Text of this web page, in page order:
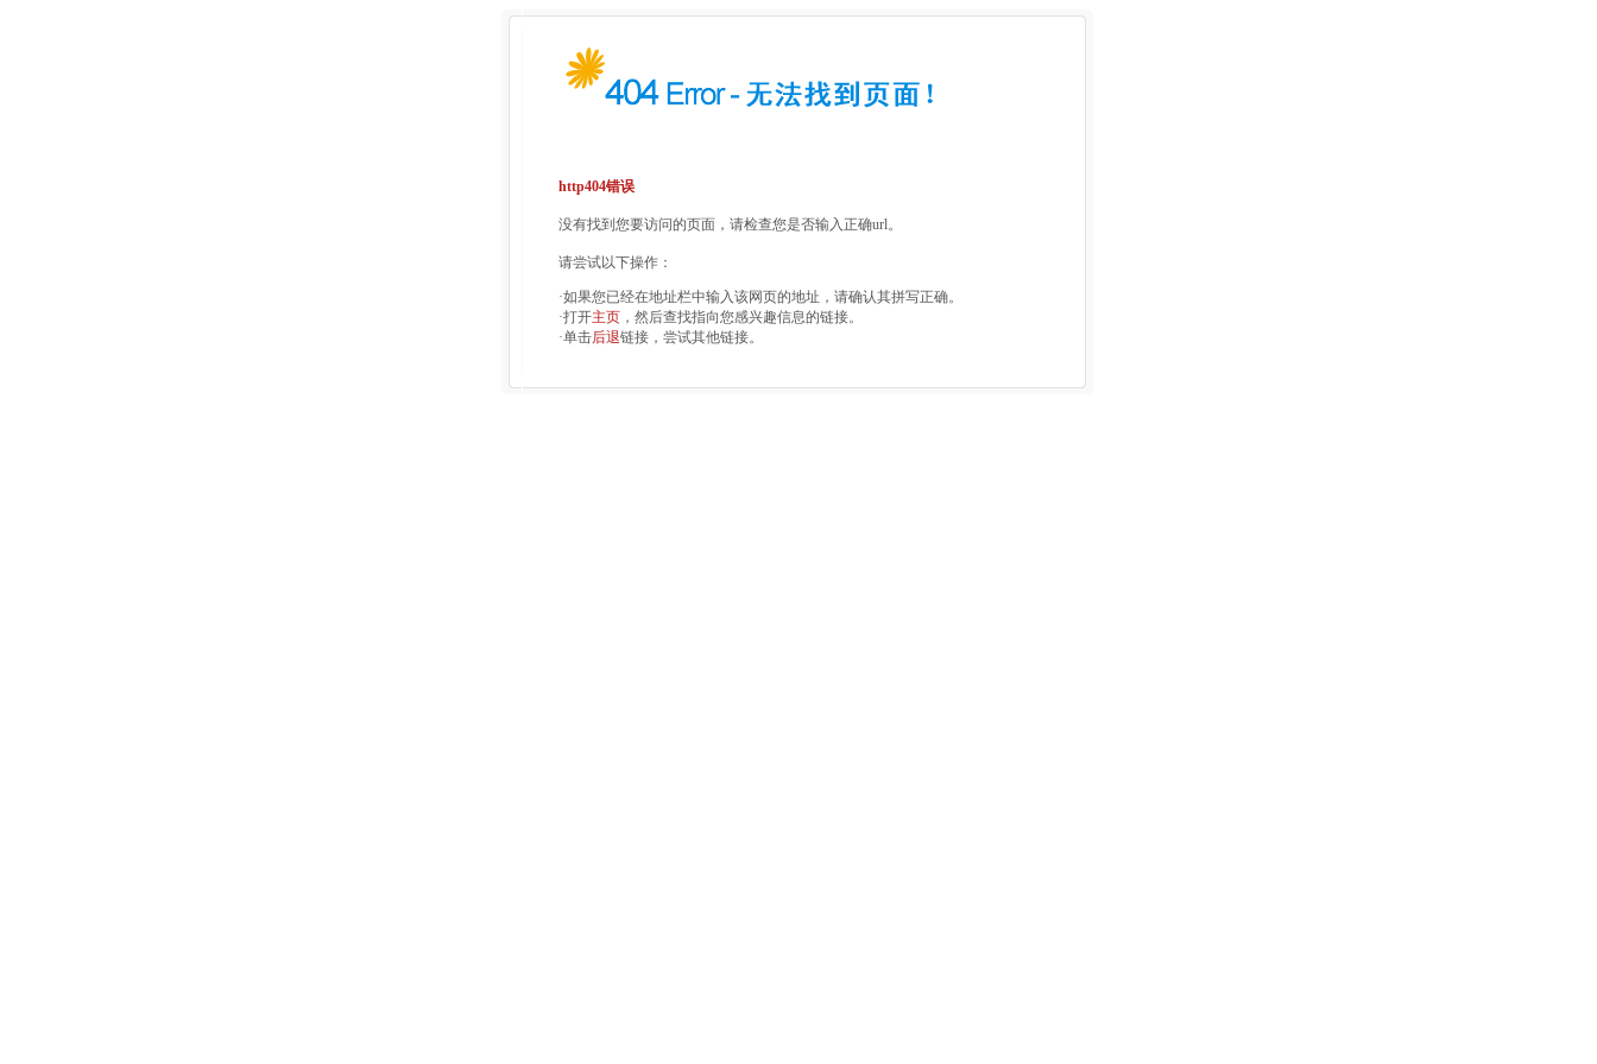
http404错误
没有找到您要访问的页面，请检查您是否输入正确url。
请尝试以下操作：
·如果您已经在地址栏中输入该网页的地址，请确认其拼写正确。
·打开主页 ，然后查找指向您感兴趣信息的链接。
·单击后退链接，尝试其他链接。